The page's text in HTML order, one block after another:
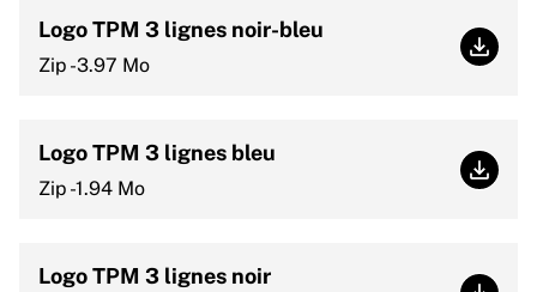
Logo TPM 3 lignes noir-bleu
Zip -3.97 Mo Logo
Logo TPM 3 lignes bleu
Zip -1.94 Mo Logo
Logo TPM 3 lignes noir